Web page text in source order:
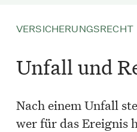
VERSICHERUNGSRECHT
Unfall und
Nach einem Unfall
wer für das Ereignis